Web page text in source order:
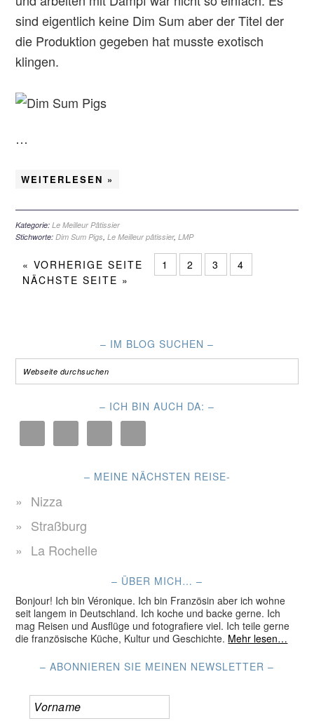
sind eigentlich keine Dim Sum aber der Titel der
die Produktion gegeben hat musste exotisch
klingen.
…
WEITERLESEN »
Kategorie:Le Meilleur Pâtissier
Stichworte:Dim Sum Pigs,Le Meilleur pâtissier,LMP
« VORHERIGE SEITE 1 2 3
4
NÄCHSTE SEITE »
– IM BLOG SUCHEN –
– ICH BIN AUCH DA: –
– MEINE NÄCHSTEN REISE-
Nizza
Straßburg
La Rochelle
– ÜBER MICH… –
Bonjour! Ich bin Véronique. Ich bin Französin aber ich wohne
seit langem in Deutschland. Ich koche und backe gerne. Ich
mag Reisen und Ausflüge und fotografiere viel. Ich teile gerne
die französische Küche, Kultur und Geschichte. Mehr lesen…
– ABONNIEREN SIE MEINEN NEWSLETTER –